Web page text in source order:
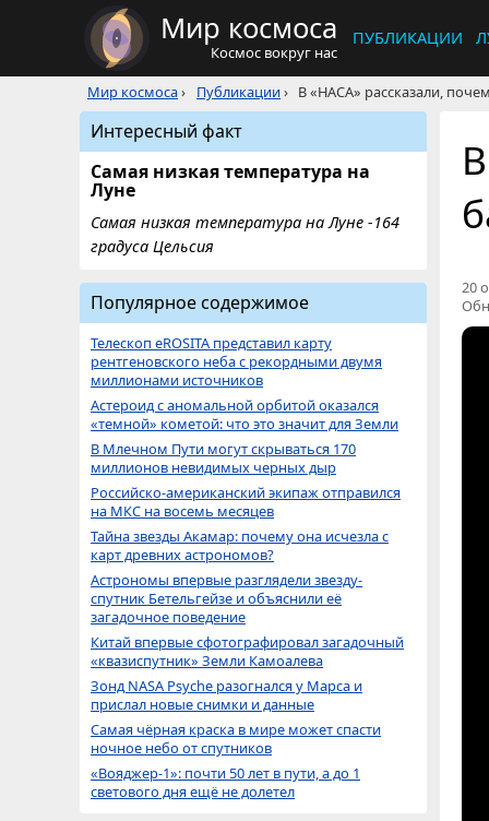
Мир космоса
Космос вокруг нас
ПУБЛИКАЦИИ
Мир космоса› Публикации› В «НАСА» рассказали,
20
Интересный факт
Самая низкая температура на
Луне
Самая низкая температура на Луне -164
градуса Цельсия
Популярное содержимое
Телескоп eROSITA представил карту
рентгеновского неба с рекордными двумя
миллионами источников
Астероид с аномальной орбитой оказался
«темной» кометой: что это значит для Земли
В Млечном Пути могут скрываться 170
миллионов невидимых черных дыр
Российско-американский экипаж отправился
на МКС на восемь месяцев
Тайна звезды Акамар: почему она исчезла с
карт древних астрономов?
Астрономы впервые разглядели звезду-
спутник Бетельгейзе и объяснили её
загадочное поведение
Китай впервые сфотографировал загадочный
«квазиспутник» Земли Камоалева
Зонд NASA Psyche разогнался у Марса и
прислал новые снимки и данные
Самая чёрная краска в мире может спасти
ночное небо от спутников
«Вояджер-1»: почти 50 лет в пути, а до 1
светового дня ещё не долетел